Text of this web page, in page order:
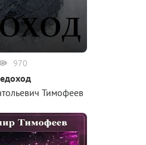
970
Тимофеев